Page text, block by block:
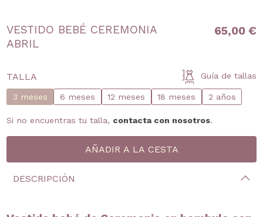
VESTIDO BEBÉ CEREMONIA
ABRIL
65,00 €
TALLA Guía de tallas
3 meses 6 meses 12 meses 18 meses 2 años
Si no encuentras tu talla, contacta con nosotros.
DESCRIPCIÓN